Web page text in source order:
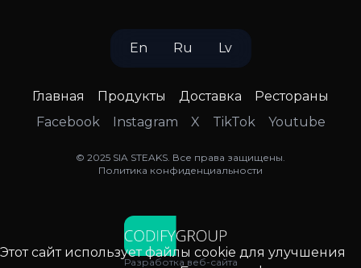
En Ru Lv
Главная Продукты Доставка
Рестораны
Facebook
Instagram X TikTok Youtube
© 2025 SIA STEAKS. Все права защищены.
Политика конфиденциальности
Разработка веб-сайта
Этот сайт использует файлы cookie для улучшения